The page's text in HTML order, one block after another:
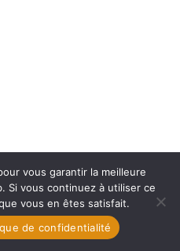
vous garantir la meilleure
Si vous continuez à utiliser ce
vous en êtes satisfait.
de confidentialité